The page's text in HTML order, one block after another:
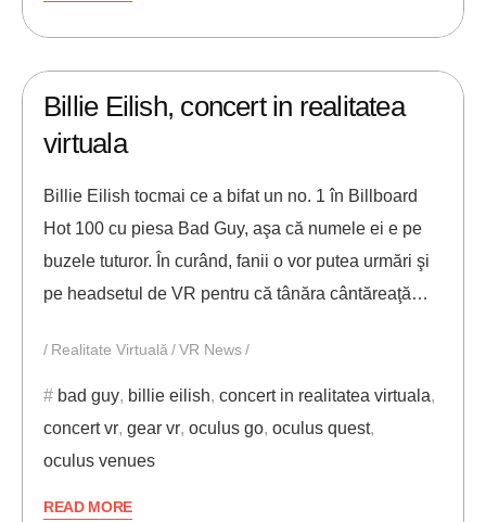
Billie Eilish, concert in realitatea
virtuala
Billie Eilish tocmai ce a bifat un no. 1 în Billboard
Hot 100 cu piesa Bad Guy, aşa că numele ei e pe
buzele tuturor. În curând, fanii o vor putea urmări şi
pe headsetul de VR pentru că tânăra cântăreaţă…
Realitate Virtuală VR News
bad guy, billie eilish, concert in realitatea virtuala,
concert vr, gear vr, oculus go, oculus quest,
oculus venues
READ MORE